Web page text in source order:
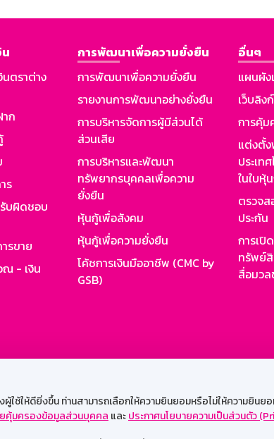
ช้ให้ดียิ่งขึ้น ท่านสามารถเลือกให้ความยินยอมหรือไม่ให้ความยินย
ยคุ้มครองข้อมูลส่วนบุคคล และประกาศนโยบายความเป็นส่วนตัว
ตราต่าง
ก
ร
บผิดชอบ
รขาย
ณ - เงิน
การพัฒนาเพื่อความยั่งยืน
การพัฒนาเพื่อความยั่งยืน
รายงานการพัฒนาอย่างยั่งยืน
การบริหารจัดการผู้มีส่วนได้
ส่วนเสีย
การบริหารและพัฒนา
ทรัพยากรบุคคลเพื่อความ
ยั่งยืน
หุ้นกู้เพื่อสังคม
หุ้นกู้เพื่อความยั่งยืน
โค้ชการเงินมืออาชีพ (CMC by
GSB)
อื่นๆ
แผนผัง
เว็บลิง
การคุ้
แต่งตั้
ประเท
ในใบหุ้
ตรวจ
ประกัน
การเปิ
ทรัพย์สิ
สื่อมว